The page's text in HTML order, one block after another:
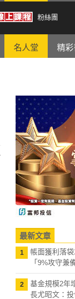
粉絲團
名人堂 精
最新文章
1
帳面獲利落
「9%攻守兼
2
基金規模2年
長尤昭文：